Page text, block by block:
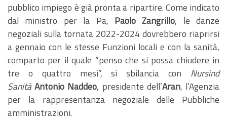
pubblico impiego è già pronta a ripartire. Come indicato
dal ministro per la Pa, Paolo Zangrillo, le danze
negoziali sulla tornata 2022-2024 dovrebbero riaprirsi
a gennaio con le stesse Funzioni locali e con la sanità,
comparto per il quale “penso che si possa chiudere in
tre o quattro mesi”, si sbilancia con Nursind
Sanità Antonio Naddeo, presidente dell’Aran, l’Agenzia
per la rappresentanza negoziale delle Pubbliche
amministrazioni.